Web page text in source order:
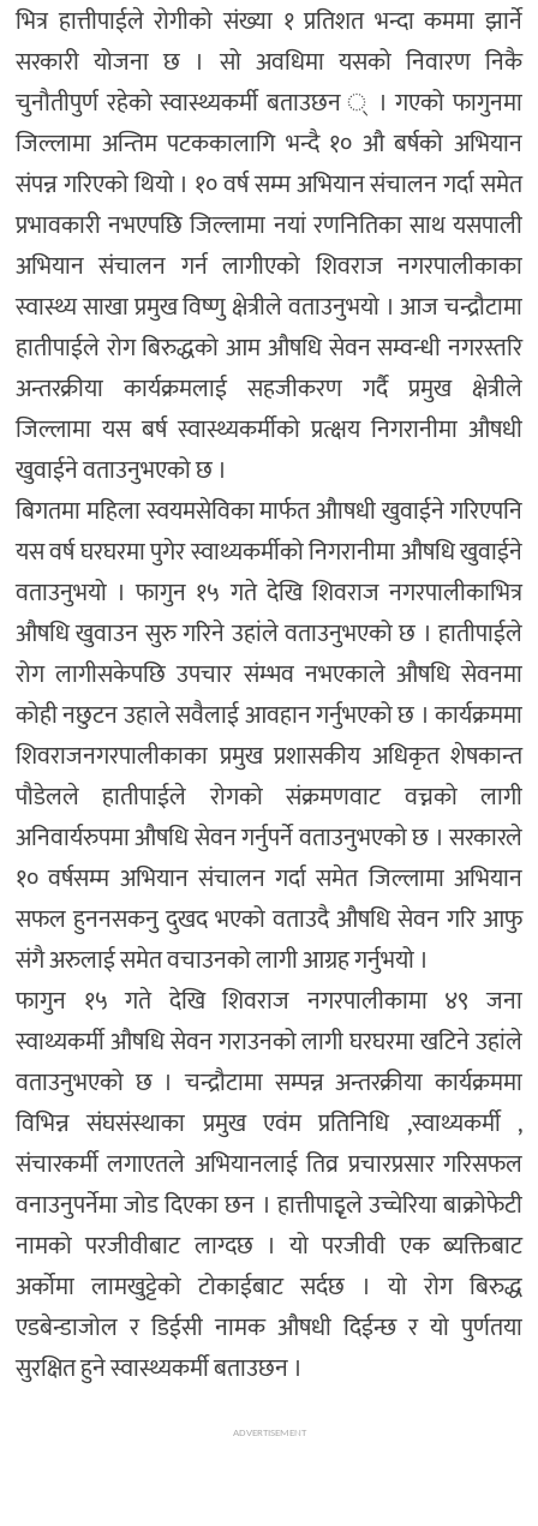
भित्र हात्तीपाईले रोगीको संख्या १ प्रतिशत भन्दा कममा झार्ने
सरकारी योजना छ । सो अवधिमा यसको निवारण निकै
चुनौतीपुर्ण रहेको स्वास्थ्यकर्मी बताउछन ् । गएको फागुनमा
जिल्लामा अन्तिम पटककालागि भन्दै १० औ बर्षको अभियान
संपन्न गरिएको थियो । १० वर्ष सम्म अभियान संचालन गर्दा समेत
प्रभावकारी नभएपछि जिल्लामा नयां रणनितिका साथ यसपाली
अभियान संचालन गर्न लागीएको शिवराज नगरपालीकाका
स्वास्थ्य साखा प्रमुख विष्णु क्षेत्रीले वताउनुभयो । आज चन्द्रौटामा
हातीपाईले रोग बिरुद्धको आम औषधि सेवन सम्वन्धी नगरस्तरि
अन्तरक्रीया कार्यक्रमलाई सहजीकरण गर्दै प्रमुख क्षेत्रीले
जिल्लामा यस बर्ष स्वास्थ्यकर्मीको प्रत्क्षय निगरानीमा औषधी
खुवाईने वताउनुभएको छ ।
बिगतमा महिला स्वयमसेविका मार्फत औाषधी खुवाईने गरिएपनि
यस वर्ष घरघरमा पुगेर स्वाथ्यकर्मीको निगरानीमा औषधि खुवाईने
वताउनुभयो । फागुन १५ गते देखि शिवराज नगरपालीकाभित्र
औषधि खुवाउन सुरु गरिने उहांले वताउनुभएको छ । हातीपाईले
रोग लागीसकेपछि उपचार संम्भव नभएकाले औषधि सेवनमा
कोही नछुटन उहाले सवैलाई आवहान गर्नुभएको छ । कार्यक्रममा
शिवराजनगरपालीकाका प्रमुख प्रशासकीय अधिकृत शेषकान्त
पौडेलले हातीपाईले रोगको संक्रमणवाट वच्नको लागी
अनिवार्यरुपमा औषधि सेवन गर्नुपर्ने वताउनुभएको छ । सरकारले
१० वर्षसम्म अभियान संचालन गर्दा समेत जिल्लामा अभियान
सफल हुननसकनु दुखद भएको वताउदै औषधि सेवन गरि आफु
संगै अरुलाई समेत वचाउनको लागी आग्रह गर्नुभयो ।
फागुन १५ गते देखि शिवराज नगरपालीकामा ४९ जना
स्वाथ्यकर्मी औषधि सेवन गराउनको लागी घरघरमा खटिने उहांले
वताउनुभएको छ । चन्द्रौटामा सम्पन्न अन्तरक्रीया कार्यक्रममा
विभिन्न संघसंस्थाका प्रमुख एवंम प्रतिनिधि ,स्वाथ्यकर्मी ,
संचारकर्मी लगाएतले अभियानलाई तिव्र प्रचारप्रसार गरिसफल
वनाउनुपर्नेमा जोड दिएका छन । हात्तीपाइृले उच्चेरिया बाक्रोफेटी
नामको परजीवीबाट लाग्दछ । यो परजीवी एक ब्यक्तिबाट
अर्कोमा लामखुट्टेको टोकाईबाट सर्दछ । यो रोग बिरुद्ध
एडबेन्डाजोल र डिईसी नामक औषधी दिईन्छ र यो पुर्णतया
सुरक्षित हुने स्वास्थ्यकर्मी बताउछन ।
ADVERTISEMENT